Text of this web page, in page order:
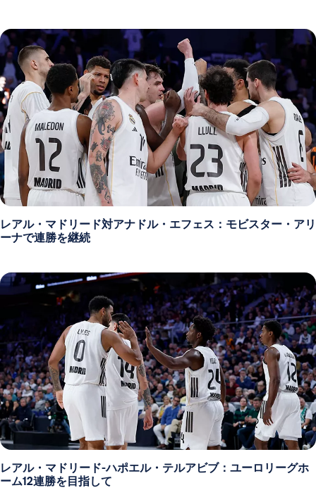
レアル・マドリード対アナドル・エフェス：モビスター・アリ
ーナで連勝を継続
レアル・マドリード-ハポエル・テルアビブ：ユーロリーグホ
ーム12連勝を目指して